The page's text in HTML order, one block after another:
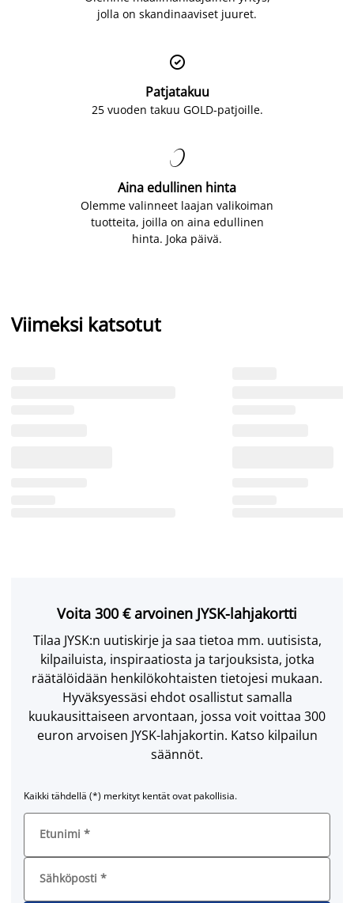
jolla on skandinaaviset juuret.

Patjatakuu
25 vuoden takuu GOLD-patjoille.

Aina edullinen hinta
Olemme valinneet laajan valikoiman
tuotteita, joilla on aina edullinen
hinta. Joka päivä.
Viimeksi katsotut
Voita 300 € arvoinen JYSK-lahjakortti
Tilaa JYSK:n uutiskirje ja saa tietoa mm. uutisista,
kilpailuista, inspiraatiosta ja tarjouksista, jotka
räätälöidään henkilökohtaisten tietojesi mukaan.
Hyväksyessäsi ehdot osallistut samalla
kuukausittaiseen arvontaan, jossa voit voittaa 300
euron arvoisen JYSK-lahjakortin. Katso kilpailun
säännöt.
Kaikki tähdellä (*) merkityt kentät ovat pakollisia.
Etunimi *
Sähköposti *